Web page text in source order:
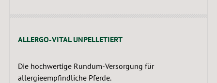
ALLERGO-VITAL UNPELLETIERT
Die hochwertige Rundum-Versorgung für
allergieempfindliche Pferde.